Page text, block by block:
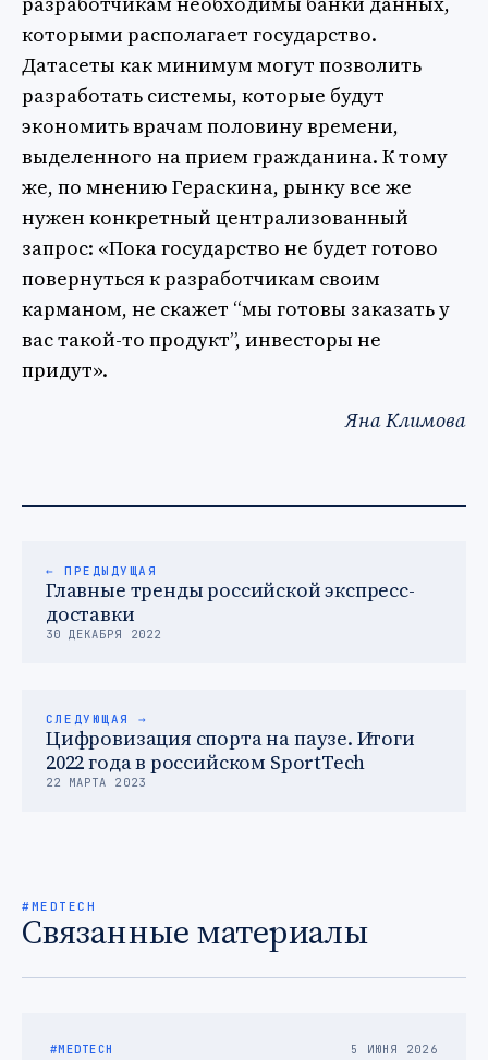
которыми располагает государство.
Датасеты как минимум могут позволить
разработать системы, которые будут
экономить врачам половину времени,
выделенного на прием гражданина. К тому
же, по мнению Гераскина, рынку все же
нужен конкретный централизованный
запрос: «Пока государство не будет готово
повернуться к разработчикам своим
карманом, не скажет “мы готовы заказать у
вас такой-то продукт”, инвесторы не
придут».
Яна Климова
← ПРЕДЫДУЩАЯ
Главные тренды российской экспресс-
доставки
30 ДЕКАБРЯ 2022
СЛЕДУЮЩАЯ →
Цифровизация спорта на паузе. Итоги
2022 года в российском SportTech
22 МАРТА 2023
#MEDTECH
Связанные материалы
#MEDTECH 5 ИЮНЯ 2026